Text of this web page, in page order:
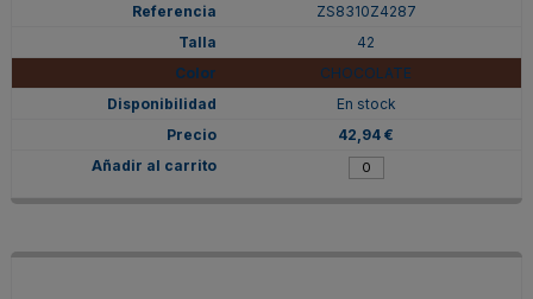
ZS8310Z4287
42
CHOCOLATE
En stock
42,94 €